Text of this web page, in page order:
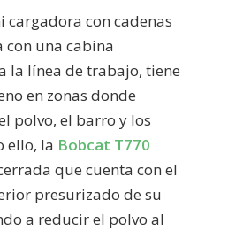
cargadora con cadenas
una cabina
la línea de trabajo, tiene
en zonas donde
polvo, el barro y los
ello, la Bobcat T770
que cuenta con el
presurizado de su
a reducir el polvo al